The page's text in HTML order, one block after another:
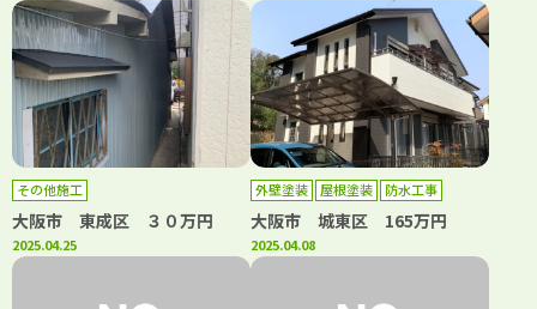
その他施工
大阪市 東成区 ３０万円
2025.04.25
外壁塗装 屋根塗装 防水工事
大阪市 城東区 165万円
2025.04.08